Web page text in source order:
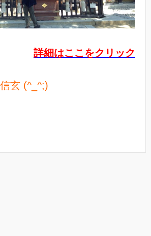
詳細はここをクリック
玄 (^_^;)